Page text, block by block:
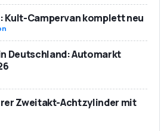
Kult-Campervan komplett neu
Deutschland: Automarkt
Zweitakt-Achtzylinder mit